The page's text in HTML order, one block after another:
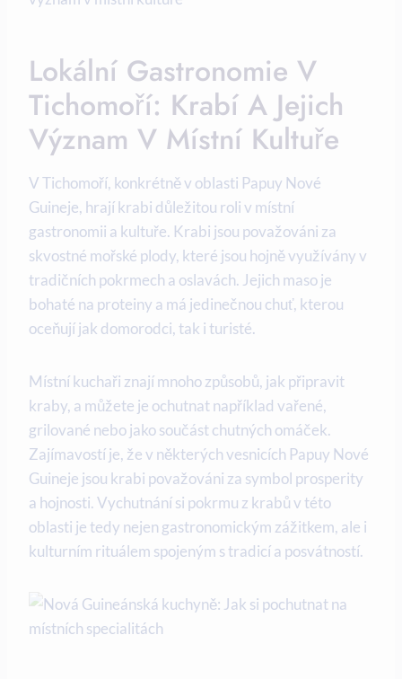
Lokální Gastronomie V
Tichomoří: Krabí A Jejich
Význam​ V Místní Kultuře
V Tichomoří, konkrétně v oblasti Papuy Nové
Guineje, hrají krabi důležitou roli v místní
gastronomii a kultuře. Krabi jsou považováni za
skvostné mořské plody, které jsou hojně využívány v
tradičních ⁤pokrmech a​ oslavách. Jejich maso je
bohaté na proteiny a má jedinečnou chuť, kterou
oceňují jak domorodci, tak i turisté.
Místní kuchaři znají mnoho způsobů,‌ jak připravit
kraby, a můžete je ochutnat například vařené,
grilované nebo jako součást ⁣chutných omáček.
Zajímavostí je, že v ⁤některých vesnicích Papuy Nové
Guineje jsou krabi považováni za symbol prosperity
a hojnosti. Vychutnání si⁣ pokrmu z krabů v této
oblasti je tedy nejen gastronomickým zážitkem, ale i
‍kulturním‌ rituálem spojeným s tradicí ⁢a posvátností.